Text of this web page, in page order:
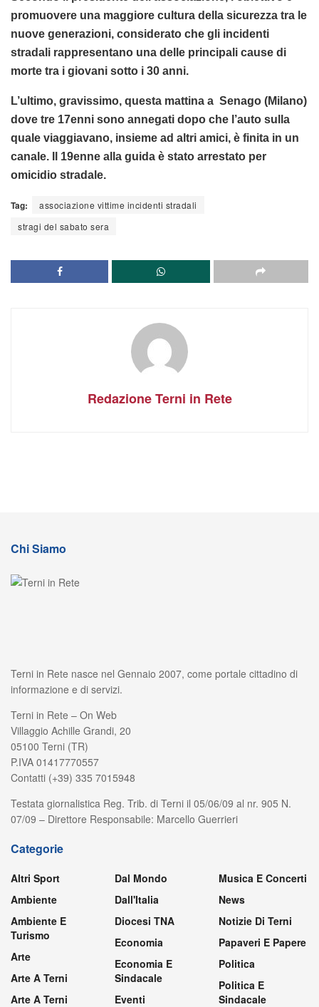
promuovere una maggiore cultura della sicurezza tra le
nuove generazioni, considerato che gli incidenti
stradali rappresentano una delle principali cause di
morte tra i giovani sotto i 30 anni.
L’ultimo, gravissimo, questa mattina a Senago (Milano)
dove tre 17enni sono annegati dopo che l’auto sulla
quale viaggiavano, insieme ad altri amici, è finita in un
canale. Il 19enne alla guida è stato arrestato per
omicidio stradale.
Tag:
associazione vittime incidenti stradali
stragi del sabato sera
Redazione Terni in Rete
Chi Siamo
Terni in Rete nasce nel Gennaio 2007, come portale cittadino di
informazione e di servizi.
Terni in Rete – On Web
Villaggio Achille Grandi, 20
05100 Terni (TR)
P.IVA 01417770557
Contatti (+39) 335 7015948
Testata giornalistica Reg. Trib. di Terni il 05/06/09 al nr. 905 N.
07/09 – Direttore Responsabile: Marcello Guerrieri
Categorie
Altri Sport
Ambiente
Ambiente E
Turismo
Arte
Arte A Terni
Arte A Terni
Dal Mondo
Dall'Italia
Diocesi TNA
Economia
Economia E
Sindacale
Eventi
Musica E Concerti
News
Notizie Di Terni
Papaveri E Papere
Politica
Politica E
Sindacale